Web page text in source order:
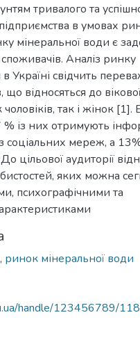
тривалого та
в умовах
мінеральної води є
Аналіз ринку
Україні свідчить
відносяться до
так і жінок [1].
із них отримують
соціальних мереж, а
цільової аудиторії
яких можна
психографічними та
, ринок мінеральної води
handle/123456789/